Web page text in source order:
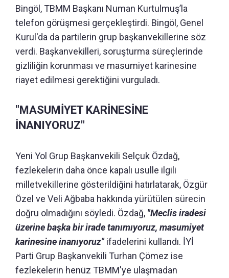
Bingöl, TBMM Başkanı Numan Kurtulmuş’la
telefon görüşmesi gerçekleştirdi. Bingöl, Genel
Kurul'da da partilerin grup başkanvekillerine söz
verdi. Başkanvekilleri, soruşturma süreçlerinde
gizliliğin korunması ve masumiyet karinesine
riayet edilmesi gerektiğini vurguladı.
"MASUMİYET KARİNESİNE
İNANIYORUZ"
Yeni Yol Grup Başkanvekili Selçuk Özdağ,
fezlekelerin daha önce kapalı usulle ilgili
milletvekillerine gösterildiğini hatırlatarak, Özgür
Özel ve Veli Ağbaba hakkında yürütülen sürecin
doğru olmadığını söyledi. Özdağ, "Meclis iradesi
üzerine başka bir irade tanımıyoruz, masumiyet
karinesine inanıyoruz"ifadelerini kullandı. İYİ
Parti Grup Başkanvekili Turhan Çömez ise
fezlekelerin henüz TBMM'ye ulaşmadan